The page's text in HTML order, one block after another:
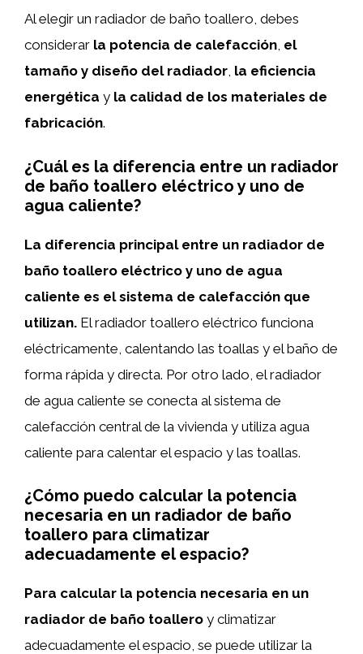
Al elegir un radiador de baño toallero, debes
considerar la potencia de calefacción, el
tamaño y diseño del radiador, la eficiencia
energética y la calidad de los materiales de
fabricación.
¿Cuál es la diferencia entre un radiador
de baño toallero eléctrico y uno de
agua caliente?
La diferencia principal entre un radiador de
baño toallero eléctrico y uno de agua
caliente es el sistema de calefacción que
utilizan. El radiador toallero eléctrico funciona
eléctricamente, calentando las toallas y el baño de
forma rápida y directa. Por otro lado, el radiador
de agua caliente se conecta al sistema de
calefacción central de la vivienda y utiliza agua
caliente para calentar el espacio y las toallas.
¿Cómo puedo calcular la potencia
necesaria en un radiador de baño
toallero para climatizar
adecuadamente el espacio?
Para calcular la potencia necesaria en un
radiador de baño toallero y climatizar
adecuadamente el espacio, se puede utilizar la